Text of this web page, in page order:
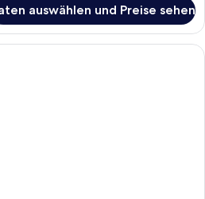
auswählen und Preise sehen